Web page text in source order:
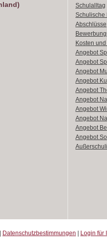
Schulalltag
Schulische
Abschlüsse
Kosten
Angebot
Angebot
Angebot
Angebot
Angebot
Angebot
Angebot
Angebot
Angebot
Angebot
Datenschutzbestimmungen Login für